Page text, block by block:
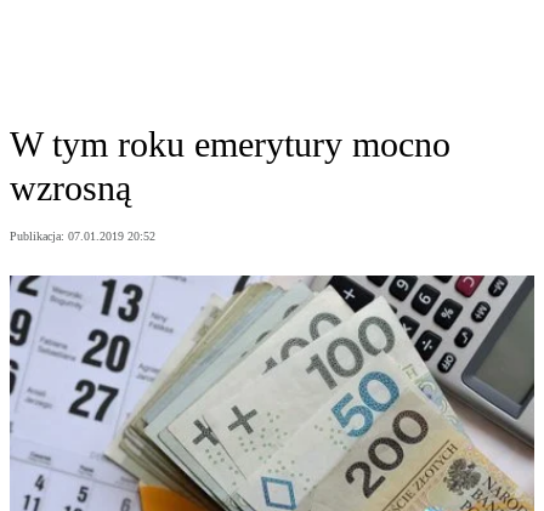
W tym roku emerytury mocno
wzrosną
Publikacja: 07.01.2019 20:52